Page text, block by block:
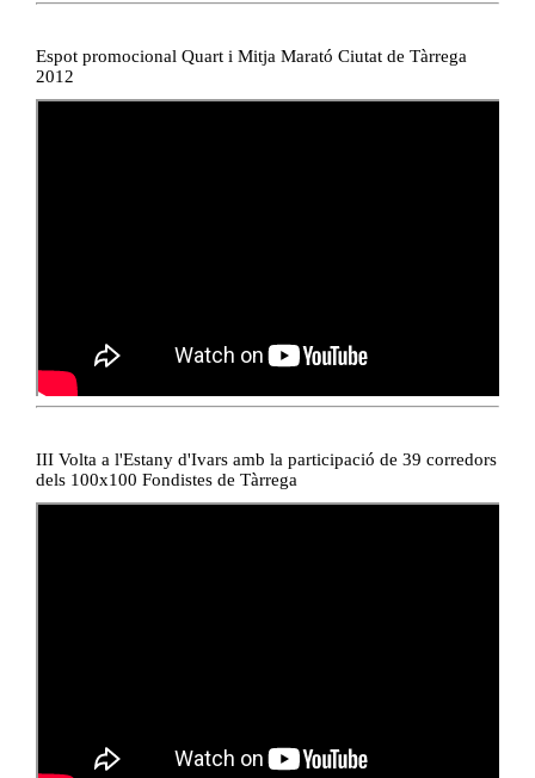
Espot promocional Quart i Mitja Marató Ciutat de Tàrrega
2012
III Volta a l'Estany d'Ivars amb la participació de 39 corredors
dels 100x100 Fondistes de Tàrrega